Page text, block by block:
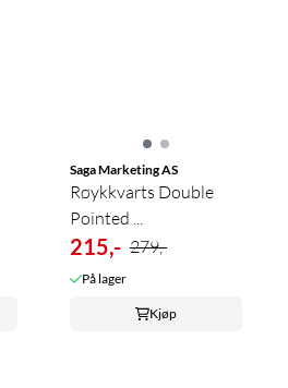
Saga Marketing AS
Røykkvarts Double
Pointed ...
215,- 279,-
På lager
Kjøp